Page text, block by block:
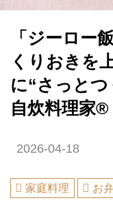
「ジーロー
くりおきを
に“さっと
自炊料理家
2026-04-18
家庭料理 お